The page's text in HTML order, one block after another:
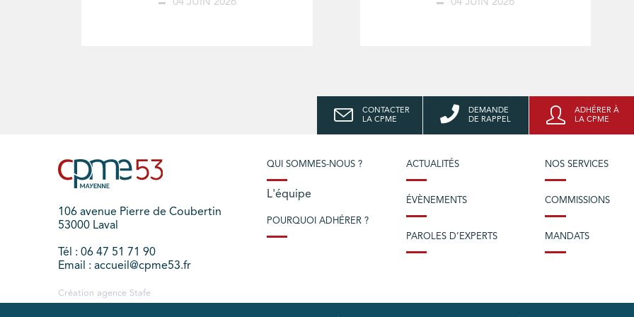
04 JUIN 2026 04 JUIN 2026
CONTACTER
LA CPME
DEMANDE
DE RAPPEL
ADHÉRER À
LA CPME
106 avenue Pierre de Coubertin
53000 Laval
Tél : 06 47 51 71 90
Email : accueil@cpme53.fr
Création agence Stafe
QUI SOMMES-NOUS ?
L'équipe
POURQUOI ADHÉRER ?
ACTUALITÉS
ÉVÈNEMENTS
PAROLES D’EXPERTS
NOS SERVICES
COMMISSIONS
MANDATS